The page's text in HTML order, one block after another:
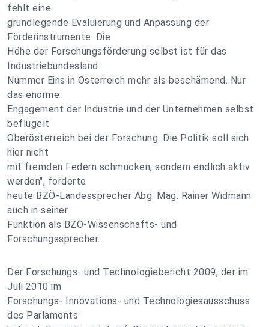
fehlt eine
grundlegende Evaluierung und Anpassung der
Förderinstrumente. Die
Höhe der Forschungsförderung selbst ist für das
Industriebundesland
Nummer Eins in Österreich mehr als beschämend. Nur
das enorme
Engagement der Industrie und der Unternehmen selbst
beflügelt
Oberösterreich bei der Forschung. Die Politik soll sich
hier nicht
mit fremden Federn schmücken, sondern endlich aktiv
werden", forderte
heute BZÖ-Landessprecher Abg. Mag. Rainer Widmann
auch in seiner
Funktion als BZÖ-Wissenschafts- und
Forschungssprecher.
Der Forschungs- und Technologiebericht 2009, der im
Juli 2010 im
Forschungs- Innovations- und Technologiesausschuss
des Parlaments